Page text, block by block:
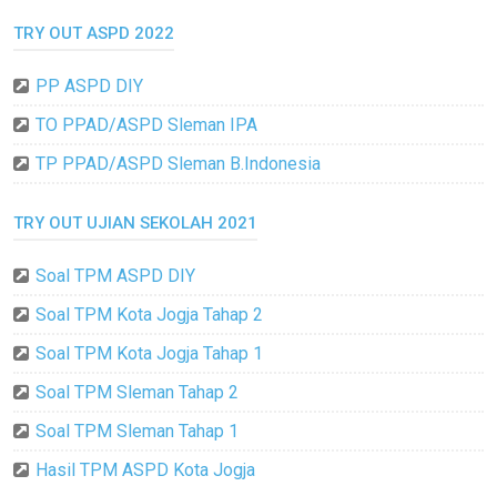
TRY OUT ASPD 2022
PP ASPD DIY
TO PPAD/ASPD Sleman IPA
TP PPAD/ASPD Sleman B.Indonesia
TRY OUT UJIAN SEKOLAH 2021
Soal TPM ASPD DIY
Soal TPM Kota Jogja Tahap 2
Soal TPM Kota Jogja Tahap 1
Soal TPM Sleman Tahap 2
Soal TPM Sleman Tahap 1
Hasil TPM ASPD Kota Jogja